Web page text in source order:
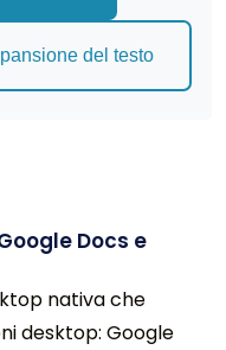
del testo
Docs e
nativa che
desktop: Google